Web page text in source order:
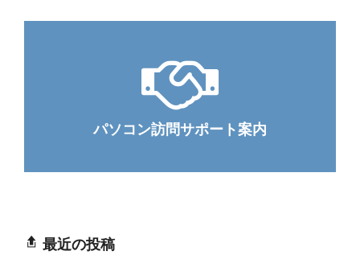
パソコン訪問サポート案内
最近の投稿